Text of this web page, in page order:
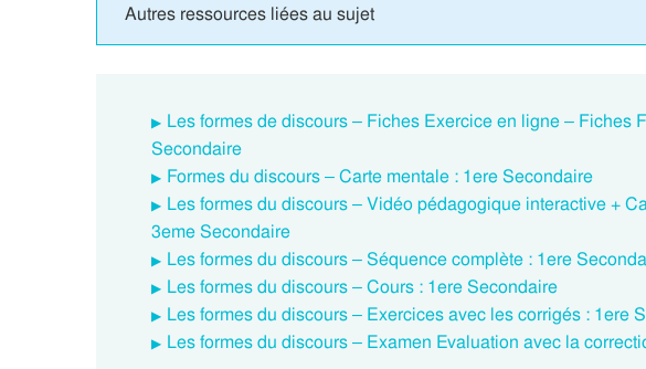
Autres ressources liées au sujet
Les formes de discours – Fiches Exercice en ligne – Fiches
Secondaire
Formes du discours – Carte mentale : 1ere Secondaire
Les formes du discours – Vidéo pédagogique interactive +
3eme Secondaire
Les formes du discours – Séquence complète : 1ere
Les formes du discours – Cours : 1ere Secondaire
Les formes du discours – Exercices avec les corrigés : 1ere
Les formes du discours – Examen Evaluation avec la